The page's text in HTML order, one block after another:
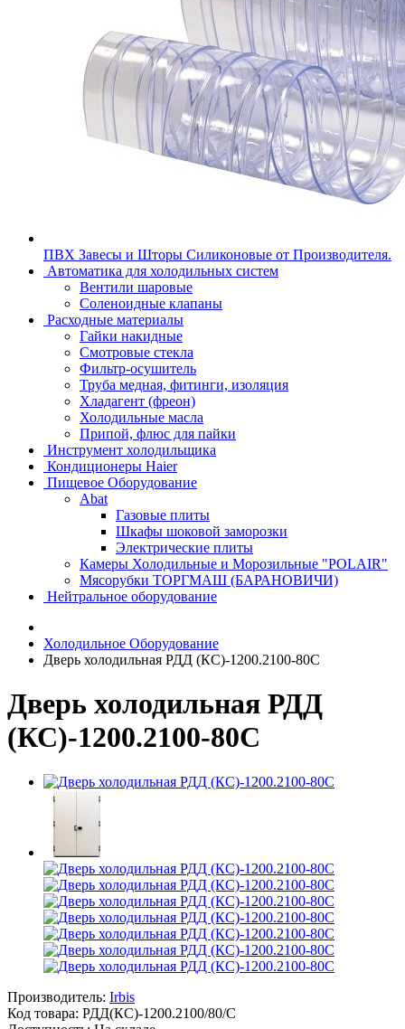
ПВХ Завесы и Шторы Силиконовые от Производителя.
Автоматика для холодильных систем
Вентили шаровые
Соленоидные клапаны
Расходные материалы
Гайки накидные
Смотровые стекла
Фильтр-осушитель
Труба медная, фитинги, изоляция
Хладагент (фреон)
Холодильные масла
Припой, флюс для пайки
Инструмент холодильщика
Кондиционеры Haier
Пищевое Оборудование
Abat
Газовые плиты
Шкафы шоковой заморозки
Электрические плиты
Камеры Холодильные и Морозильные "POLAIR"
Мясорубки ТОРГМАШ (БАРАНОВИЧИ)
Нейтральное оборудование
Холодильное Оборудование
Дверь холодильная РДД (КС)-1200.2100-80С
Дверь холодильная РДД
(КС)-1200.2100-80С
Производитель: Irbis
Код товара: РДД(КС)-1200.2100/80/С